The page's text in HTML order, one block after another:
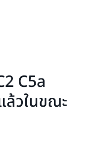
C5a
ล้วในขณะ